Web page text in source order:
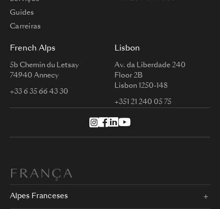
Guides
Carreiras
French Alps
5b Chemin du Letsay
74940 Annecy
+33 6 35 66 43 30
Lisbon
Av. da Liberdade 240
Floor 2B
Lisbon 1250-148
+351 21 240 05 75
FRANÇA
Alpes Franceses